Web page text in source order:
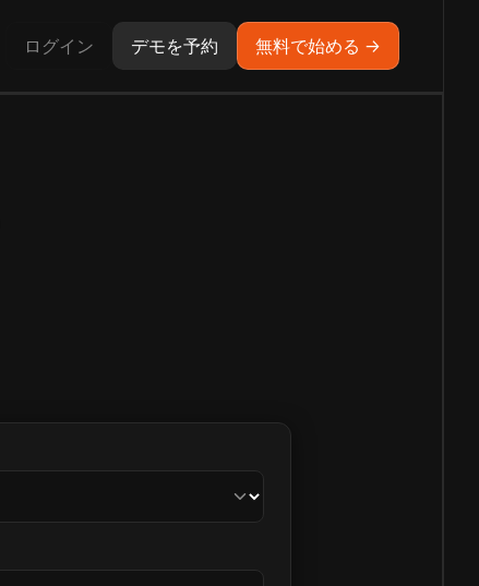
ログイン デモを予約 無料で始める →